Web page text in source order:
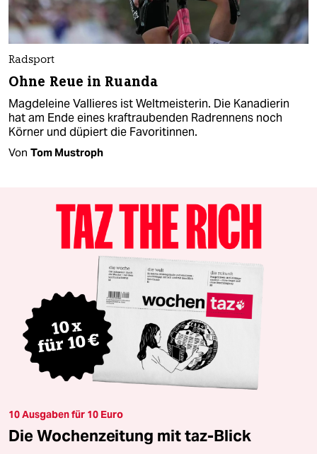
Radsport
Ohne Reue in Ruanda
Magdeleine Vallieres ist Weltmeisterin. Die Kanadierin
hat am Ende eines kraftraubenden Radrennens noch
Körner und düpiert die Favoritinnen.
Von Tom Mustroph
10 Ausgaben für 10 Euro
Die Wochenzeitung mit taz-Blick